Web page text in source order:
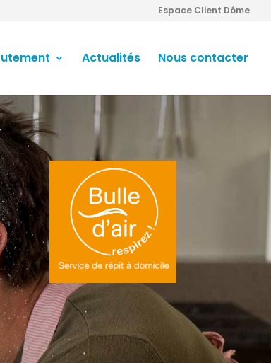
Espace Client Dôme
Actualités Nous contacter